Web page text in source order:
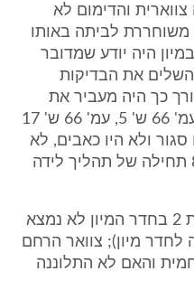
והדימום לא
משוחררת לביתה באותו
הרופא במיון היה יודע שמדובר
להשלים את הבדיקות
כך היה מעביר את
התובעת מס' 2 למיון יולדות (עמ' 66 ש' 5, עמ' 66 ש' 17
ולא היו כאבים, לא
היו מגלים באותו יום 8/10/89 תחילה של תהליך לידה
אקבע שבבדיקתה של התובעת 2 בחדר המיון לא נמצא
לחדר מיון); צוואר הרחם
והאם לא התלוננה